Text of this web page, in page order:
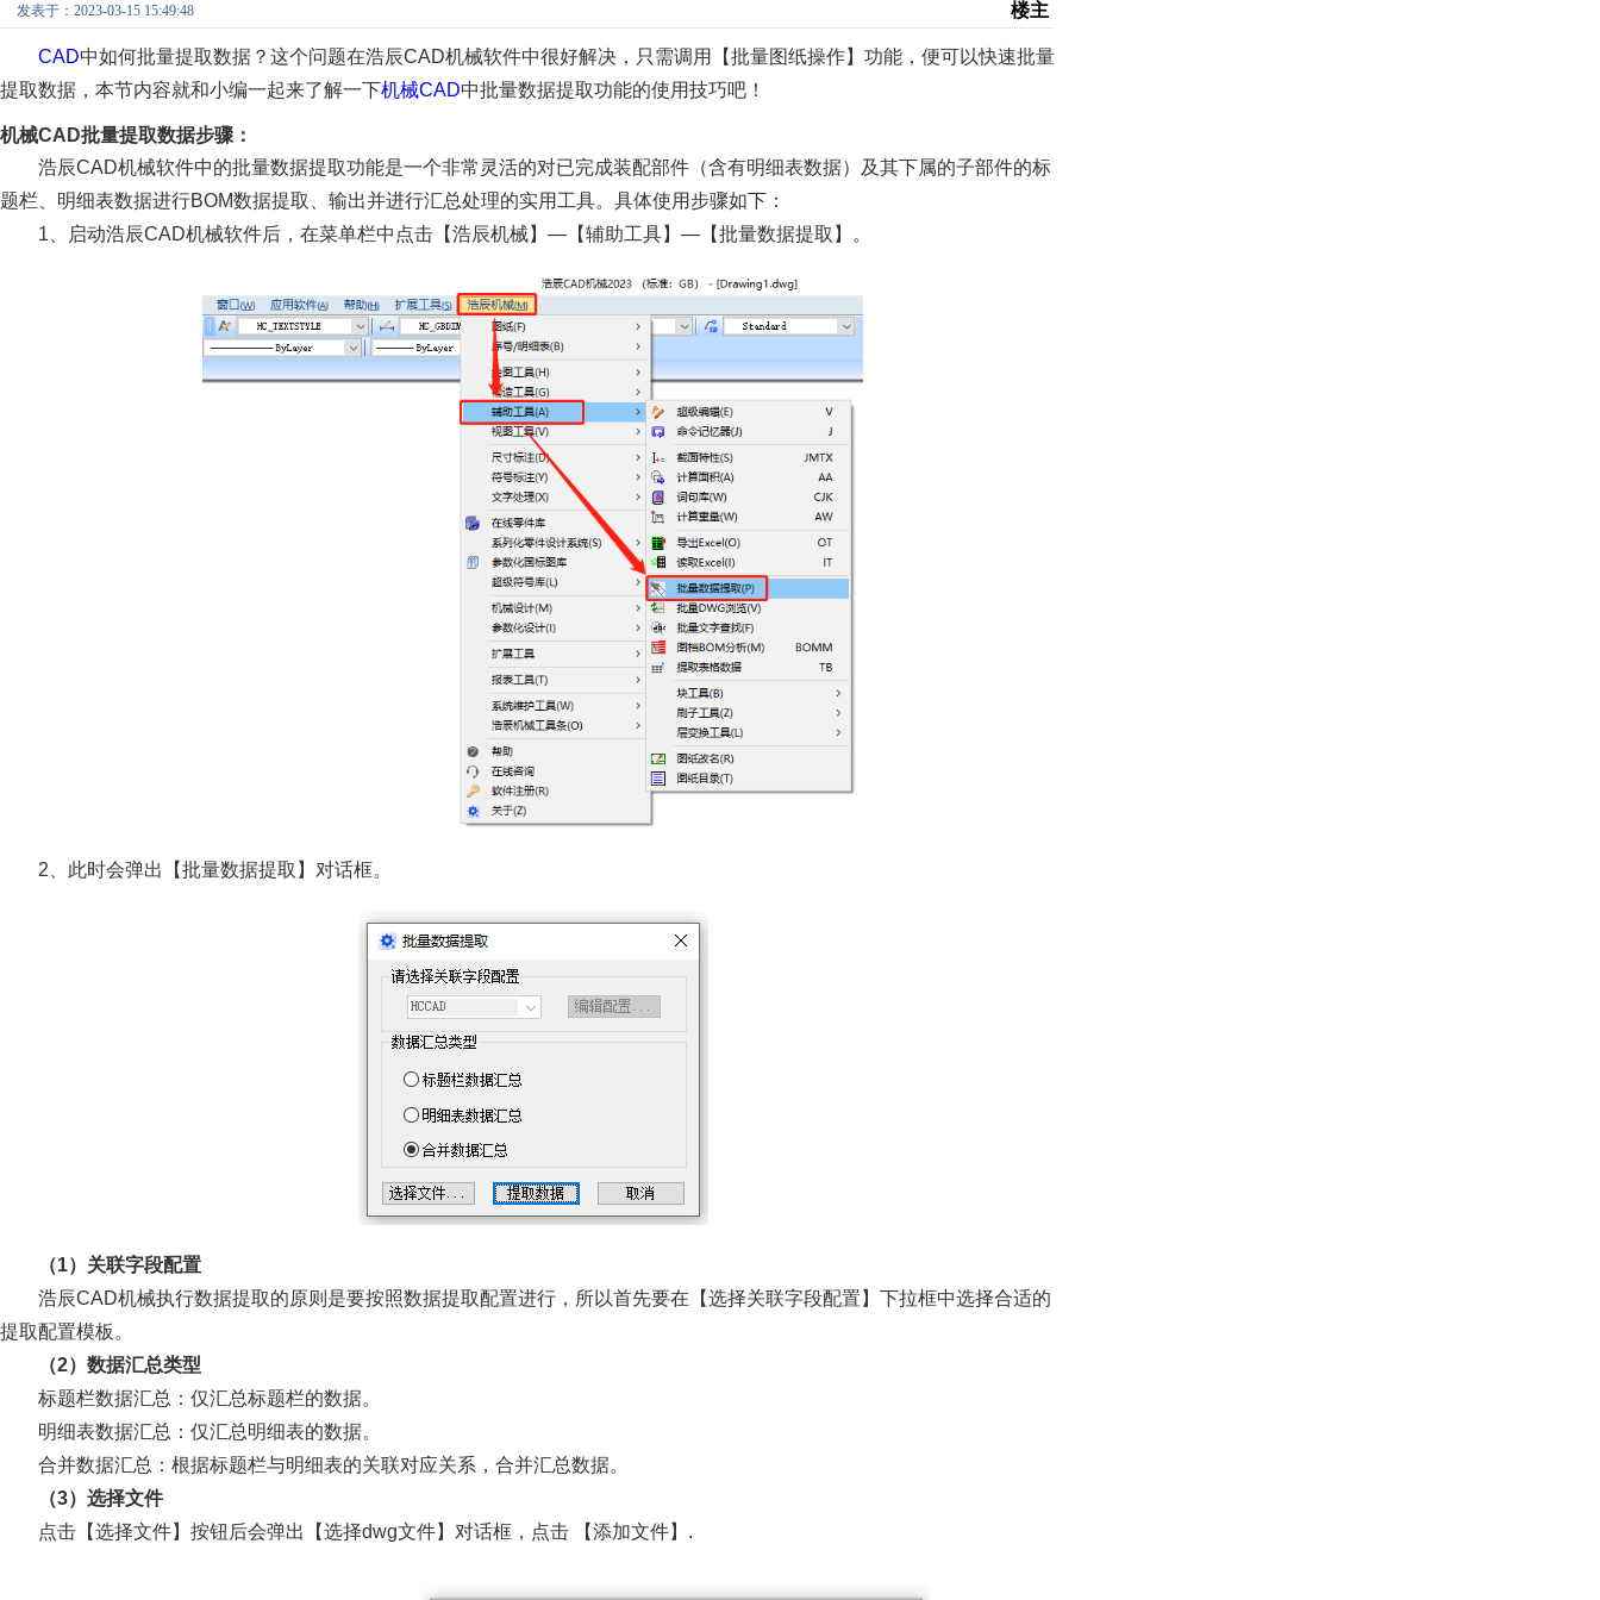
发表于：2023-03-15 15:49:48 楼主
CAD中如何批量提取数据？这个问题在浩辰CAD机械软件中很好解决，只需调用【批量图纸操作】功能，便可以快速批量
提取数据，本节内容就和小编一起来了解一下机械CAD中批量数据提取功能的使用技巧吧！
机械CAD批量提取数据步骤：
浩辰CAD机械软件中的批量数据提取功能是一个非常灵活的对已完成装配部件（含有明细表数据）及其下属的子部件的标
题栏、明细表数据进行BOM数据提取、输出并进行汇总处理的实用工具。具体使用步骤如下：
1、启动浩辰CAD机械软件后，在菜单栏中点击【浩辰机械】—【辅助工具】—【批量数据提取】。
2、此时会弹出【批量数据提取】对话框。
（1）关联字段配置
浩辰CAD机械执行数据提取的原则是要按照数据提取配置进行，所以首先要在【选择关联字段配置】下拉框中选择合适的
提取配置模板。
（2）数据汇总类型
标题栏数据汇总：仅汇总标题栏的数据。
明细表数据汇总：仅汇总明细表的数据。
合并数据汇总：根据标题栏与明细表的关联对应关系，合并汇总数据。
（3）选择文件
点击【选择文件】按钮后会弹出【选择dwg文件】对话框，点击 【添加文件】.